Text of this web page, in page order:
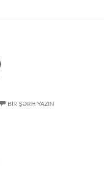
BIR ŞƏRH YAZIN